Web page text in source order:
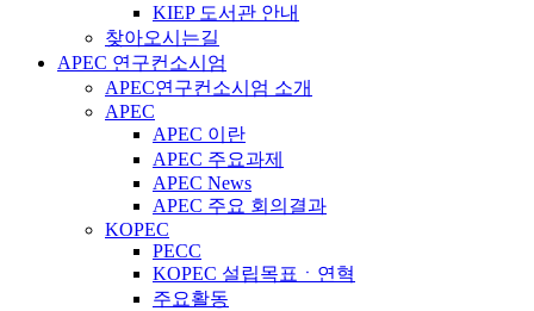
KIEP 도서관 안내
찾아오시는길
APEC 연구컨소시엄
APEC연구컨소시엄 소개
APEC
APEC 이란
APEC 주요과제
APEC News
APEC 주요 회의결과
KOPEC
PECC
KOPEC 설립목표ㆍ연혁
주요활동